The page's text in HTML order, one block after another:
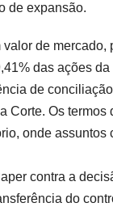
de expansão.
de mercado,
das ações da
de
Os
onde
contra a
do